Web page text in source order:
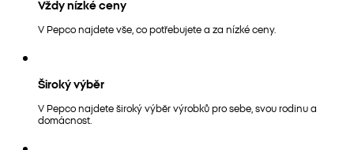
Vždy nízké ceny
V Pepco najdete vše, co potřebujete a za nízké ceny.
Široký výběr
V Pepco najdete široký výběr výrobků pro sebe, svou rodinu a
domácnost.